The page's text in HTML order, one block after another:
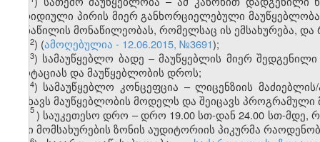
იურიდიული პირის მიერ განხორციელებული
იმ ნაწილის მონაწილეობას, რომელსაც ის ემსახურება,
2) (ამოღებულია - 12.06.2015, №3691);
3) სამაუწყებლო ბადე – მაუწყებლის მიერ
ანოტაციას და მაუწყებლობის დროს;
4) სამაუწყებლო კონცეფცია – ლიცენზიის
ასახავს მაუწყებლობის მოდელს და შეიცავს
5 ) საუკეთესო დრო – დრო 19.00 სთ-დან 24.00 სთ-მდე,
მისი მომსახურების ზონის აუდიტორიის პიკურმა